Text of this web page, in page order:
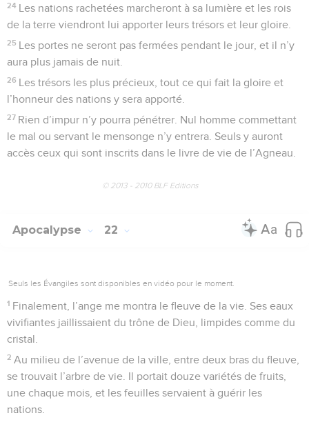
24 Les nations rachetées marcheront à sa lumière et les rois
de la terre viendront lui apporter leurs trésors et leur gloire.
25 Les portes ne seront pas fermées pendant le jour, et il n’y
aura plus jamais de nuit.
26 Les trésors les plus précieux, tout ce qui fait la gloire et
l’honneur des nations y sera apporté.
27 Rien d’impur n’y pourra pénétrer. Nul homme commettant
le mal ou servant le mensonge n’y entrera. Seuls y auront
accès ceux qui sont inscrits dans le livre de vie de l’Agneau.
© 2013 - 2010 BLF Editions
Apocalypse 22
Seuls les Évangiles sont disponibles en vidéo pour le moment.
1 Finalement, l’ange me montra le fleuve de la vie. Ses eaux
vivifiantes jaillissaient du trône de Dieu, limpides comme du
cristal.
2 Au milieu de l’avenue de la ville, entre deux bras du fleuve,
se trouvait l’arbre de vie. Il portait douze variétés de fruits,
une chaque mois, et les feuilles servaient à guérir les
nations.